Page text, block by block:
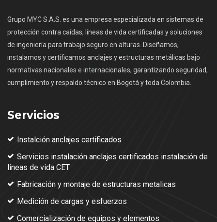
Grupo MYC S.A.S. es una empresa especializada en sistemas de
protección contra caídas, líneas de vida certificadas y soluciones
de ingeniería para trabajo seguro en alturas. Diseñamos,
instalamos y certificamos anclajes y estructuras metálicas bajo
normativas nacionales e internacionales, garantizando seguridad,
cumplimiento y respaldo técnico en Bogotá y toda Colombia.
Servicios
Instalción anclajes certificados
Servicios instalación anclajes certificados instalación de
lineas de vida CET
Fabricación y montaje de estructuras metalicas
Medición de cargas y esfuerzos
Comercialización de equipos y elementos